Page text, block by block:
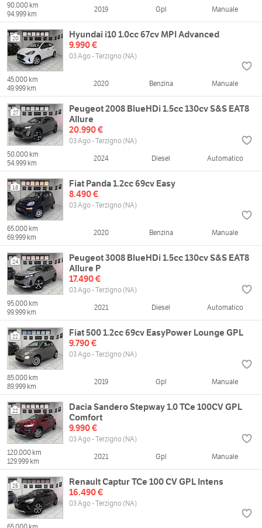
90.000 km
94.999 km
2019 Gpl Manuale
20
Hyundai i10 1.0cc 67cv MPI Advanced
9.990 €
03 Ago - Terzigno (NA)
45.000 km
49.999 km
2020 Benzina Manuale
27
Peugeot 2008 BlueHDi 1.5cc 130cv S&S EAT8
Allure
20.990 €
03 Ago - Terzigno (NA)
50.000 km
54.999 km
2024 Diesel Automatico
18
Fiat Panda 1.2cc 69cv Easy
8.490 €
03 Ago - Terzigno (NA)
65.000 km
69.999 km
2020 Benzina Manuale
24
Peugeot 3008 BlueHDi 1.5cc 130cv S&S EAT8
Allure P
17.490 €
03 Ago - Terzigno (NA)
95.000 km
99.999 km
2021 Diesel Automatico
22
Fiat 500 1.2cc 69cv EasyPower Lounge GPL
9.790 €
03 Ago - Terzigno (NA)
85.000 km
89.999 km
2019 Gpl Manuale
22
Dacia Sandero Stepway 1.0 TCe 100CV GPL
Comfort
9.990 €
03 Ago - Terzigno (NA)
120.000 km
129.999 km
2021 Gpl Manuale
25
Renault Captur TCe 100 CV GPL Intens
16.490 €
03 Ago - Terzigno (NA)